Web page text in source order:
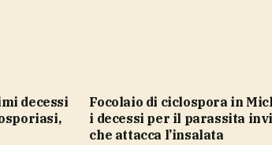
Focolaio di ciclospora in Michigan,
i decessi per il parassita
che attacca l’insalata